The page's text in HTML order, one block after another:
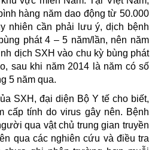
hàng năm dao động từ 50.000
nhiên cần phải lưu ý, dịch bệnh
phát 4 – 5 năm/lần, nên năm
dịch SXH vào chu kỳ bùng phát
sau khi năm 2014 là năm có số
5 năm qua.
SXH, đại diện Bộ Y tế cho biết,
cấp tính do virus gây nên. Bệnh
qua vật chủ trung gian truyền
qua các nghiên cứu và điều tra